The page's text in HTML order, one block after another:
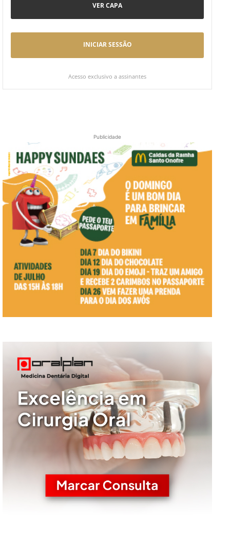
VER CAPA
INICIAR SESSÃO
Acesso exclusivo a assinantes
Publicidade